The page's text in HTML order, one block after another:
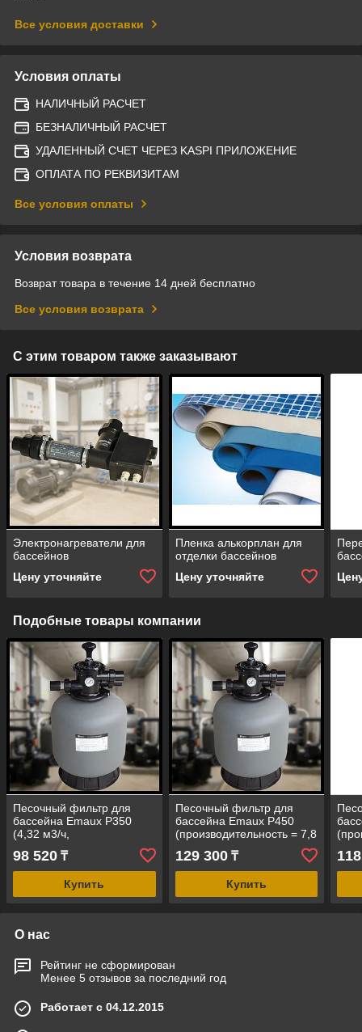
Все условия доставки
Условия оплаты
НАЛИЧНЫЙ РАСЧЕТ
БЕЗНАЛИЧНЫЙ РАСЧЕТ
УДАЛЕННЫЙ СЧЕТ ЧЕРЕЗ KASPI ПРИЛОЖЕНИЕ
ОПЛАТА ПО РЕКВИЗИТАМ
Все условия оплаты
Условия возврата
Возврат товара в течение 14 дней бесплатно
Все условия возврата
С этим товаром также заказывают
Электронагреватели для
бассейнов
Цену уточняйте
Пленка алькорплан для
отделки бассейнов
Цену уточняйте
Подобные товары компании
Песочный фильтр для
бассейна Emaux P350
(4,32 м3/ч,
верхний клапан)
98 520 ₸
Купить
Песочный фильтр для
бассейна Emaux P450
(производительность = 7,8
м3/ч, полипропиленовый,
верхний клапан)
129 300₸
Купить
О нас
Рейтинг не сформирован
Менее 5 отзывов за последний год
Работает с 04.12.2015